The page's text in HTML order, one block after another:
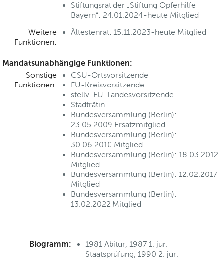
Stiftungsrat der „Stiftung Opferhilfe
Bayern“: 24.01.2024-heute Mitglied
Weitere
Funktionen:
Ältestenrat: 15.11.2023-heute Mitglied
Mandatsunabhängige Funktionen:
Sonstige
Funktionen:
CSU-Ortsvorsitzende
FU-Kreisvorsitzende
stellv. FU-Landesvorsitzende
Stadträtin
Bundesversammlung (Berlin):
23.05.2009 Ersatzmitglied
Bundesversammlung (Berlin):
30.06.2010 Mitglied
Bundesversammlung (Berlin): 18.03.2012
Mitglied
Bundesversammlung (Berlin): 12.02.2017
Mitglied
Bundesversammlung (Berlin):
13.02.2022 Mitglied
Biogramm:
1981 Abitur, 1987 1. jur.
Staatsprüfung, 1990 2. jur.